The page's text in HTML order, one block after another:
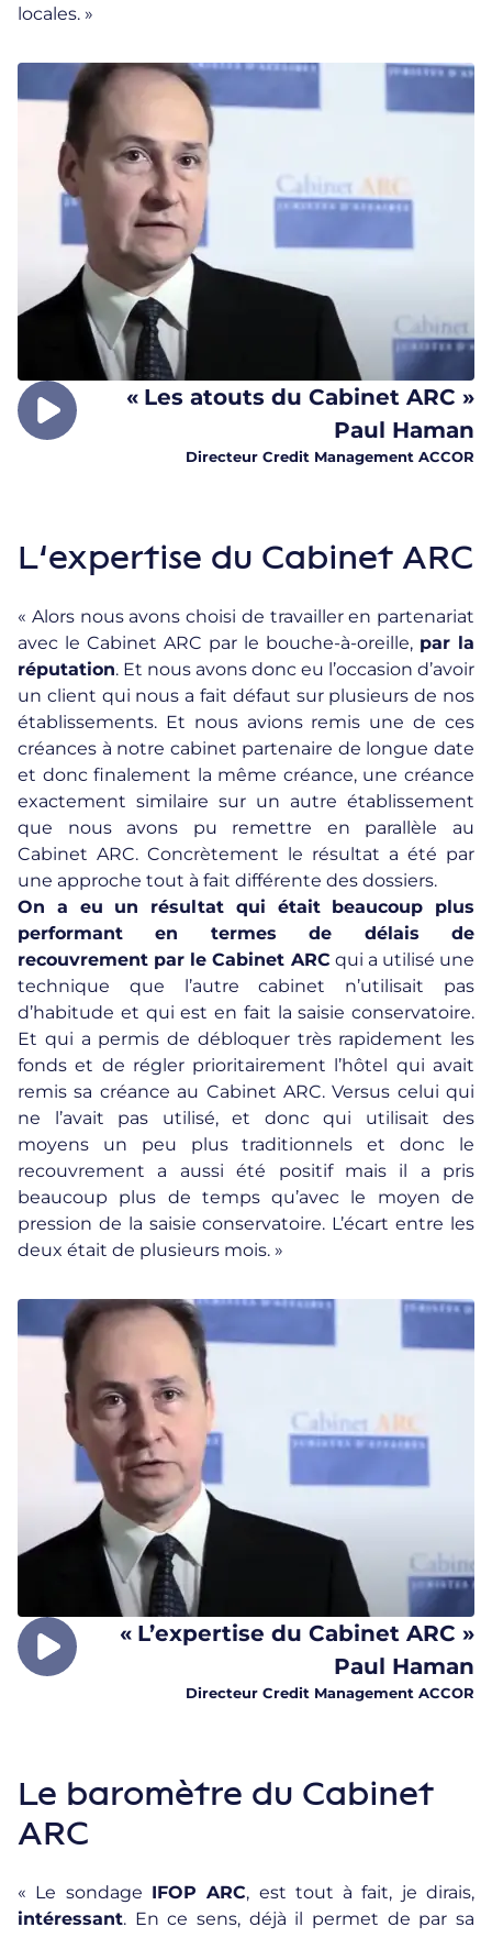
locales. »
« Les atouts du Cabinet ARC »
Paul Haman
Directeur Credit Management ACCOR
« L’expertise du Cabinet ARC »
Paul Haman
Directeur Credit Management ACCOR
L’expertise du Cabinet ARC
« Alors nous avons choisi de travailler en partenariat
avec le Cabinet ARC par le bouche-à-oreille, par la
réputation. Et nous avons donc eu l’occasion d’avoir
un client qui nous a fait défaut sur plusieurs de nos
établissements. Et nous avions remis une de ces
créances à notre cabinet partenaire de longue date
et donc finalement la même créance, une créance
exactement similaire sur un autre établissement
que nous avons pu remettre en parallèle au
Cabinet ARC. Concrètement le résultat a été par
une approche tout à fait différente des dossiers.
On a eu un résultat qui était beaucoup plus
performant en termes de délais de
recouvrement par le Cabinet ARC qui a utilisé une
technique que l’autre cabinet n’utilisait pas
d’habitude et qui est en fait la saisie conservatoire.
Et qui a permis de débloquer très rapidement les
fonds et de régler prioritairement l’hôtel qui avait
remis sa créance au Cabinet ARC. Versus celui qui
ne l’avait pas utilisé, et donc qui utilisait des
moyens un peu plus traditionnels et donc le
recouvrement a aussi été positif mais il a pris
beaucoup plus de temps qu’avec le moyen de
pression de la saisie conservatoire. L’écart entre les
deux était de plusieurs mois. »
Le baromètre du Cabinet
ARC
« Le sondage IFOP ARC, est tout à fait, je dirais,
intéressant. En ce sens, déjà il permet de par sa